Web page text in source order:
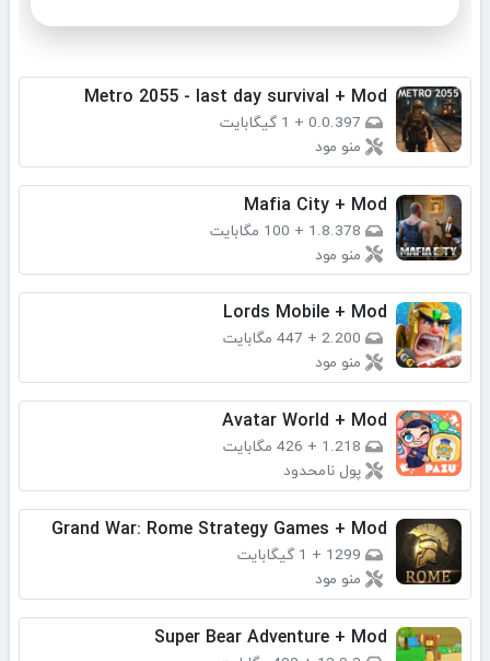
Metro 2055 - last day survival + Mod
0.0.397
+ 1 گیگابایت
منو مود
Mafia City + Mod
1.8.378
+ 100 مگابایت
منو مود
Lords Mobile + Mod
2.200
+ 447 مگابایت
منو مود
Avatar World + Mod
1.218
+ 426 مگابایت
پول نامحدود
Grand War: Rome Strategy Games + Mod
1299
+ 1 گیگابایت
منو مود
Super Bear Adventure + Mod